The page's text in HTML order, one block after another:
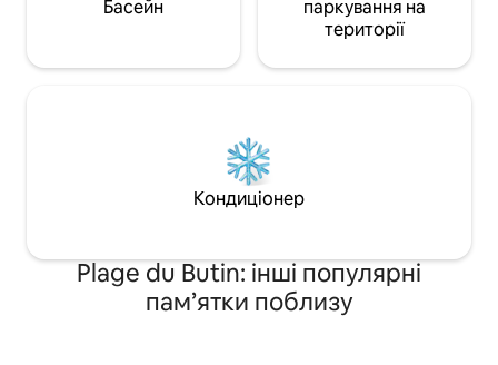
Басейн
паркування на
території
Кондиціонер
Plage du Butin: інші популярні
пам’ятки поблизу